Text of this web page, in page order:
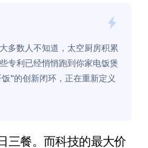
多数人不知道，太空厨房积累
专利已经悄悄跑到你家电饭煲
”的创新闭环，正在重新定义